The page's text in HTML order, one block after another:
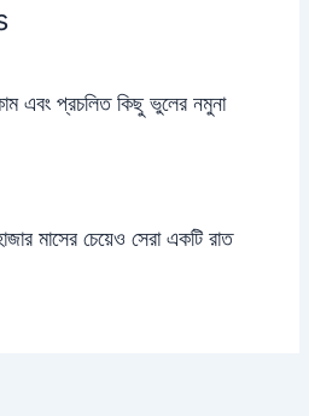
এবং প্রচলিত কিছু ভুলের নমুনা
মাসের চেয়েও সেরা একটি রাত